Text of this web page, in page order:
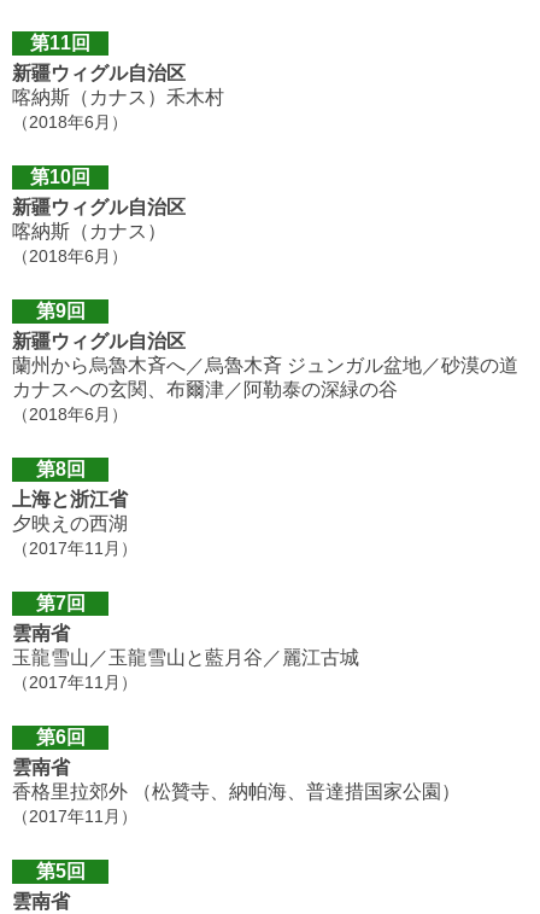
第11回
新疆ウィグル自治区
喀納斯（カナス）禾木村
（2018年6月）
第10回
新疆ウィグル自治区
喀納斯（カナス）
（2018年6月）
第9回
新疆ウィグル自治区
蘭州から烏魯木斉へ／烏魯木斉 ジュンガル盆地／砂漠の道
カナスへの玄関、布爾津／阿勒泰の深緑の谷
（2018年6月）
第8回
上海と浙江省
夕映えの西湖
（2017年11月）
第7回
雲南省
玉龍雪山／玉龍雪山と藍月谷／麗江古城
（2017年11月）
第6回
雲南省
香格里拉郊外 （松贊寺、納帕海、普達措国家公園）
（2017年11月）
第5回
雲南省